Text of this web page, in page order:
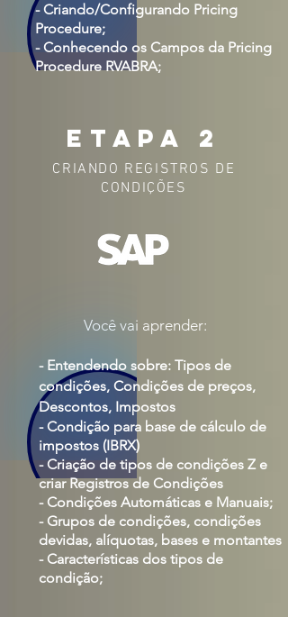
- Criando/Configurando Pricing
Procedure;
- Conhecendo os Campos da Pricing
Procedure RVABRA;
ETAPA 2
CRIANDO REGISTROS DE
CONDIÇÕES
Você vai aprender:
- Entendendo sobre: Tipos de
condições, Condições de preços,
Descontos, Impostos
- Condição para base de cálculo de
impostos (IBRX)
- Criação de tipos de condições Z e
criar Registros de Condições
- Condições Automáticas e Manuais;
- Grupos de condições, condições
devidas, alíquotas, bases e montantes
- Características dos tipos de
condição;